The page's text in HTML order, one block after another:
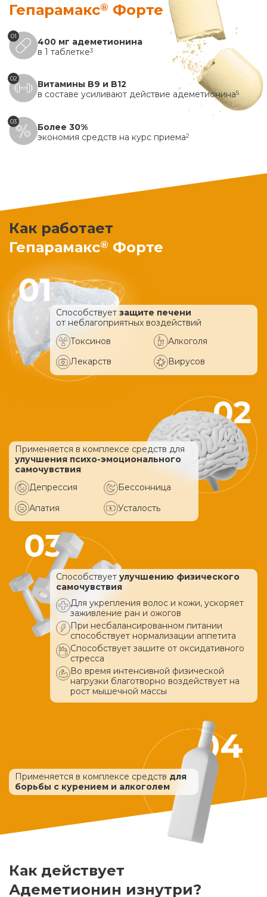
Гепарамакс® Форте
01
400 мг адеметионина
в 1 таблетке3
02
Витамины B9 и B12
в составе усиливают действие адеметионина5
03
Более 30%
экономия средств на курс приема2
Как работает
Гепарамакс® Форте
Способствует защите печени
от неблагоприятных воздействий
Токсинов
Алкоголя
Лекарств
Вирусов
Применяется в комплексе средств для
улучшения психо-эмоционального
самочувствия
Депрессия
Бессонница
Апатия
Усталость
Способствует улучшению физического
самочувствия
Для укрепления волос и кожи, ускоряет
заживление ран и ожогов
При несбалансированном питании
способствует нормализации аппетита
Способствует зашите от оксидативного
стресса
Во время интенсивной физической
нагрузки благотворно воздействует на
рост мышечной массы
Применяется в комплексе средств для
борьбы с курением и алкоголем
Как действует
Адеметионин изнутри?